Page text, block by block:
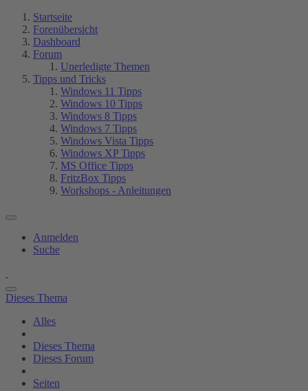
Startseite
Forenübersicht
Dashboard
Forum
Unerledigte Themen
Tipps und Tricks
Windows 11 Tipps
Windows 10 Tipps
Windows 8 Tipps
Windows 7 Tipps
Windows Vista Tipps
Windows XP Tipps
MS Office Tipps
FritzBox Tipps
Workshops - Anleitungen
Anmelden
Suche
Dieses Thema
Alles
Dieses Thema
Dieses Forum
Seiten